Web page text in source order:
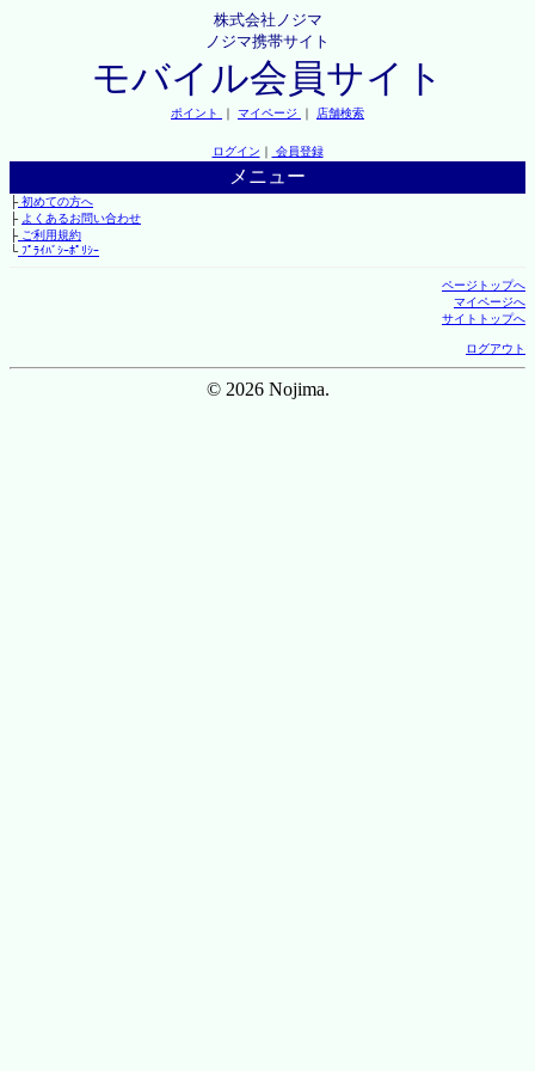
株式会社ノジマ
ノジマ携帯サイト
モバイル会員サイト
ポイント ｜ マイページ ｜ 店舗検索
ログイン ｜ 会員登録
メニュー
├初めての方へ
├ よくあるお問い合わせ
├ご利用規約
└ﾌﾟﾗｲﾊﾞｼｰﾎﾟﾘｼｰ
ページトップへ
マイページへ
サイトトップへ
ログアウト
© 2026 Nojima.